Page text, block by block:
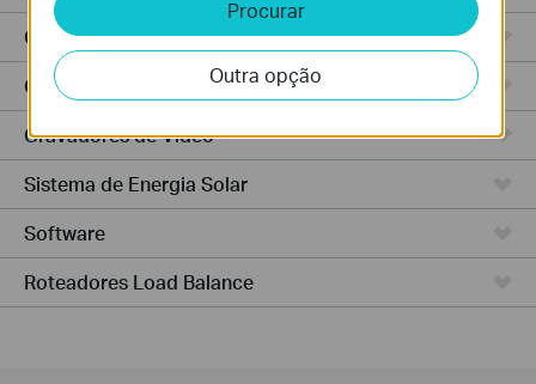
Controlador Software
Câmeras IP
Gravadores de Vídeo
Sistema de Energia Solar
Software
Roteadores Load Balance
Procurar
Outra opção